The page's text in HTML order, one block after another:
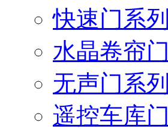
快速门系列
水晶卷帘门
无声门系列
遥控车库门